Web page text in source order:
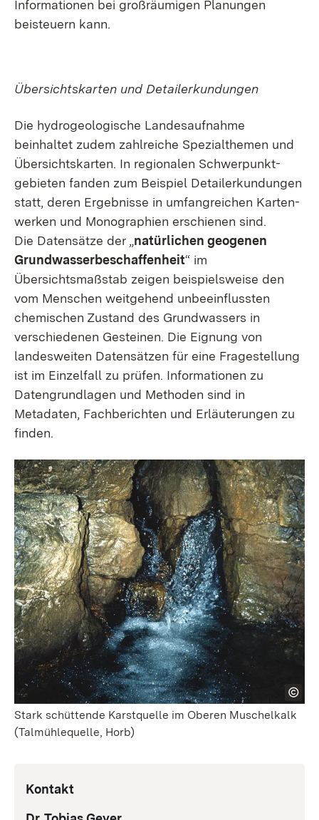
Kontakt
Informationen bei großräumigen Planungen
beisteuern kann.
Übersichtskarten und Detailerkundungen
Die hydrogeologische Landesaufnahme
beinhaltet zudem zahlreiche Spezial­themen und
Übersichts­karten. In regionalen Schwerpunkt­
gebieten fanden zum Beispiel Detailerkundungen
statt, deren Ergebnisse in umfang­reichen Karten­
werken und Mono­graphien erschienen sind.
Die Datensätze der „natürlichen geogenen
Grund­wasser­beschaffenheit“ im
Übersichtsmaßstab zeigen beispiels­weise den
vom Menschen weitgehend unbeeinflussten
chemischen Zustand des Grund­wassers in
verschiedenen Gesteinen. Die Eignung von
landesweiten Daten­sätzen für eine Frage­stellung
ist im Einzelfall zu prüfen. Informationen zu
Daten­grundlagen und Methoden sind in
Metadaten, Fachberichten und Erläuterungen zu
finden.
Stark schüttende Karstquelle im Oberen Muschelkalk
(Talmühlequelle, Horb)